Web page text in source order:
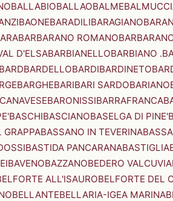
BALLABIOBALLAOBALME
BAONEBARADILIBARAGIANO
BARBARANO ROMANO
D'ELSABARBIANELLOBARBIANO
BARDBARDELLOBARDIBARDINETO
BARGHEBARIBARI SARDOBARIANO
BARONISSIBARRAFRANCA
BASCHIBASCIANOBASELGA DI PINE'
GRAPPABASSANO IN TEVERINA
BASTIDA PANCARANABASTIGLIA
BAVENOBAZZANOBEDERO VALCUVIA
ALL'ISAUROBELFORTE DEL
BELLANTEBELLARIA-IGEA MARINA